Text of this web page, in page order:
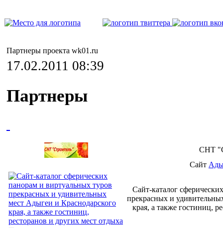
Партнеры проекта wk01.ru
17.02.2011 08:39
Партнеры
СНТ
Сайт
Сайт-каталог
прекрасных и
края, а также гостиниц,